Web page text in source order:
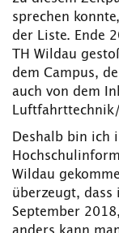
sprechen
der Liste. Ende
TH Wildau
dem Campus,
auch von dem
Deshalb bin ich
Wildau
überzeugt, dass
September
anders kann